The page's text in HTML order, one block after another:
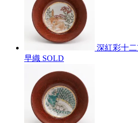
深紅彩十
早織 SOLD